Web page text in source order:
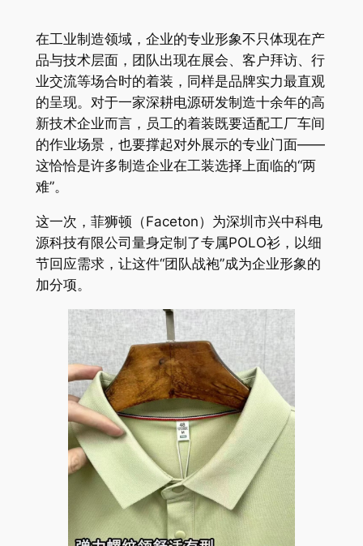
在工业制造领域，企业的专业形象不只体现在产
品与技术层面，团队出现在展会、客户拜访、行
业交流等场合时的着装，同样是品牌实力最直观
的呈现。对于一家深耕电源研发制造十余年的高
新技术企业而言，员工的着装既要适配工厂车间
的作业场景，也要撑起对外展示的专业门面——
这恰恰是许多制造企业在工装选择上面临的“两
难”。
这一次，菲狮顿（Faceton）为深圳市兴中科电
源科技有限公司量身定制了专属POLO衫，以细
节回应需求，让这件“团队战袍”成为企业形象的
加分项。